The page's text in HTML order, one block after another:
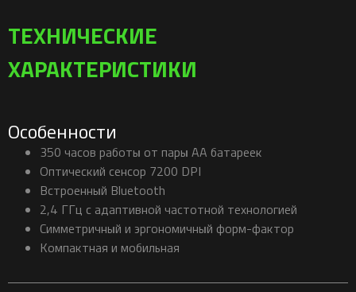
ТЕХНИЧЕСКИЕ
ХАРАКТЕРИСТИКИ
Особенности
350 часов работы от пары AA батареек
Оптический сенсор 7200 DPI
Встроенный Bluetooth
2,4 ГГц с адаптивной частотной технологией
Симметричный и эргономичный форм-фактор
Компактная и мобильная